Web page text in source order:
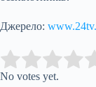
Джерело:
Rate this item:
No votes yet.